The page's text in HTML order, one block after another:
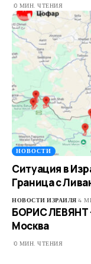
0 МИН. ЧТЕНИЯ
НОВОСТИ
Ситуация в
Граница с
НОВОСТИ ИЗРАИЛЯ 4
БОРИС ЛЕВЯНТ
Москва
0 МИН. ЧТЕНИЯ